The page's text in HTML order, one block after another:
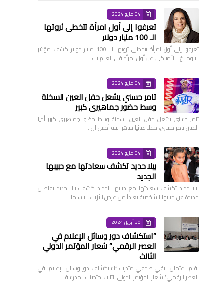
04 مايو 2024
تعرفوا إلى أول امرأة تتخطى ثروتها
الـ 100 مليار دولار
تعرفوا إلى أول امرأة تتخطى ثروتها الـ 100 مليار دولار كشف مؤشر
"بلومبرغ" الأميركي عن أول امرأة في العالم تت…
04 مايو 2024
تامر حسني يشعل حفل العين السخنة
وسط حضور جماهيري كبير
تامر حسني يشعل حفل العين السخنة وسط حضور جماهيري كبير أحيا
الفنان تامر حسني، حفلا غنائيا ساهرا ليلة أمس ال…
04 مايو 2024
بيلا حديد تكشف سعادتها مع حبيبها
الجديد
بيلا حديد تكشف سعادتها مع حبيبها الجديد كشفت بيلا حديد تفاصيل
جديدة عن حياتها الشخصية بعيداً من عرض الأزياء، لا سيما …
30 أبريل 2024
”استكشاف دور وسائل الإعلام في
العصر الرقمي” شعار المؤتمر الدولي
الثالث
بقلم : عثمان التقي صحفي متدرب ”استكشاف دور وسائل الإعلام في
العصر الرقمي” شعار المؤتمر الدولي الثالث احتضنت المدرسة…